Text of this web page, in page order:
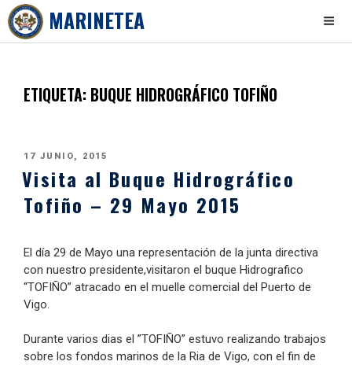
content
MARINETEA
ETIQUETA: BUQUE HIDROGRÁFICO TOFIÑO
PUBLICADO
17 JUNIO, 2015
Visita al Buque Hidrográfico
Tofiño – 29 Mayo 2015
El día 29 de Mayo una representación de la junta directiva
con nuestro presidente,visitaron el buque Hidrografico
“TOFIÑO” atracado en el muelle comercial del Puerto de
Vigo.
Durante varios dias el ”TOFIÑO” estuvo realizando trabajos
sobre los fondos marinos de la Ria de Vigo, con el fin de